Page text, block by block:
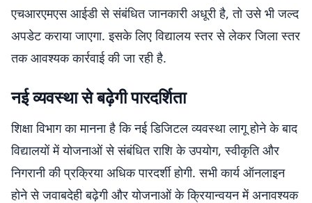
एचआरएमएस आईडी से संबंधित जानकारी अधूरी है, तो उसे भी जल्द
अपडेट कराया जाएगा. इसके लिए विद्यालय स्तर से लेकर जिला स्तर
तक आवश्यक कार्रवाई की जा रही है.
नई व्यवस्था से बढ़ेगी पारदर्शिता
शिक्षा विभाग का मानना है कि नई डिजिटल व्यवस्था लागू होने के बाद
विद्यालयों में योजनाओं से संबंधित राशि के उपयोग, स्वीकृति और
निगरानी की प्रक्रिया अधिक पारदर्शी होगी. सभी कार्य ऑनलाइन
होने से जवाबदेही बढ़ेगी और योजनाओं के क्रियान्वयन में अनावश्यक